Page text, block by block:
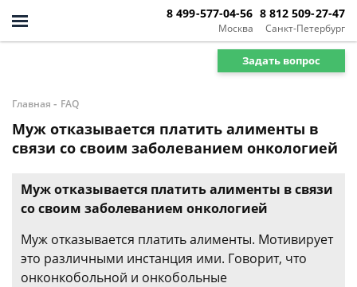
Москва
8 499-577-04-56
Санкт-Петербург
8 812 509-27-47
Задать вопрос
Главная - FAQ
Муж отказывается платить алименты в
связи со своим заболеванием онкологией
Муж отказывается платить алименты в связи
со своим заболеванием онкологией
Муж отказывается платить алименты. Мотивирует
это различными инстанция ими. Говорит, что
онконкобольной и онкобольные